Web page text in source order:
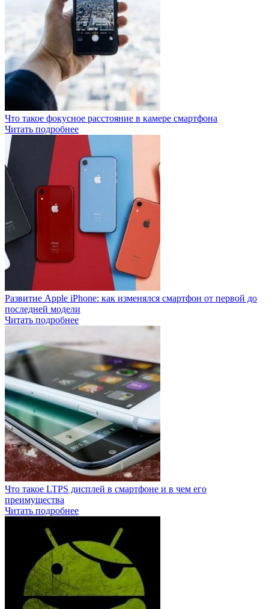
Что такое фокусное расстояние в камере смартфона
Читать подробнее
Развитие Apple iPhone: как изменялся смартфон от первой до
последней модели
Читать подробнее
Что такое LTPS дисплей в смартфоне и в чем его
преимущества
Читать подробнее